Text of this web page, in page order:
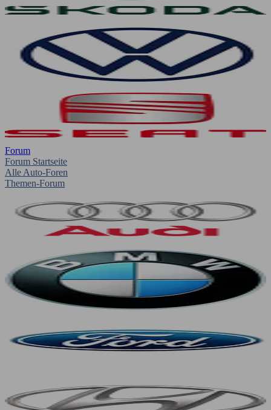
Forum
Forum Startseite
Alle Auto-Foren
Themen-Forum